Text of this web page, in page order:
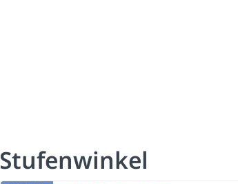
Stufenwinkel